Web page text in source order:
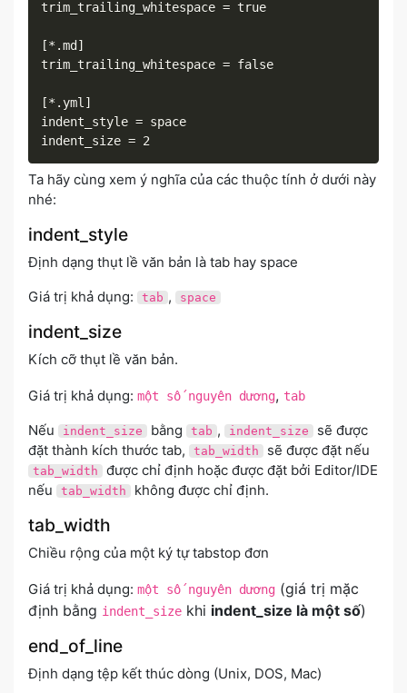
trim_trailing_whitespace = true
[*.md]
trim_trailing_whitespace = false
[*.yml]
indent_style = space
indent_size = 2
Ta hãy cùng xem ý nghĩa của các thuộc tính ở dưới này
nhé:
indent_style
Định dạng thụt lề văn bản là tab hay space
Giá trị khả dụng:
tab , space
indent_size
Kích cỡ thụt lề văn bản.
Giá trị khả dụng: một số nguyên dương, tab
Nếu indent_size bằng tab , indent_size
sẽ được
đặt thành kích thước tab,
tab_width sẽ được đặt nếu
tab_width
được chỉ định hoặc được đặt bởi Editor/IDE
nếu
tab_width không được chỉ định.
tab_width
Chiều rộng của một ký tự tabstop đơn
Giá trị khả dụng: một số nguyên dương (giá trị mặc
định bằng indent_size khi indent_size là một số)
end_of_line
Định dạng tệp kết thúc dòng (Unix, DOS, Mac)